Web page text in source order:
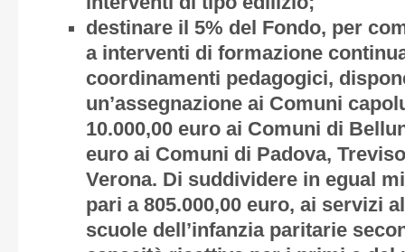
destinare il 5% del Fondo, per
a interventi di formazione
coordinamenti pedagogici,
un’assegnazione ai Comuni
10.000,00 euro ai Comuni di
euro ai Comuni di Padova,
Verona. Di suddividere in egual
pari a 805.000,00 euro, ai servizi
scuole dell’infanzia paritarie